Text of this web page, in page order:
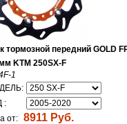
тормозной передний GOLD
KTM 250SX-F
1
:
от: 8911 Руб.